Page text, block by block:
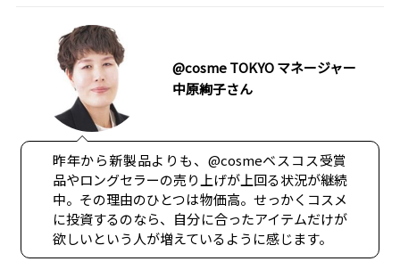
@cosme TOKYO マネージャー
中原絢子さん
昨年から新製品よりも、@cosmeベスコス受賞
品やロングセラーの売り上げが上回る状況が継続
中。その理由のひとつは物価高。せっかくコスメ
に投資するのなら、自分に合ったアイテムだけが
欲しいという人が増えているように感じます。